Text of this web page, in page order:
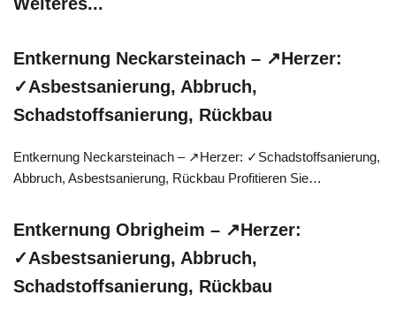
Entkernung Neckarsteinach – ↗️Herzer:
✓Asbestsanierung, Abbruch,
Schadstoffsanierung, Rückbau
Entkernung Neckarsteinach – ↗️Herzer: ✓Schadstoffsanierung,
Abbruch, Asbestsanierung, Rückbau Profitieren Sie…
Entkernung Obrigheim – ↗️Herzer:
✓Asbestsanierung, Abbruch,
Schadstoffsanierung, Rückbau